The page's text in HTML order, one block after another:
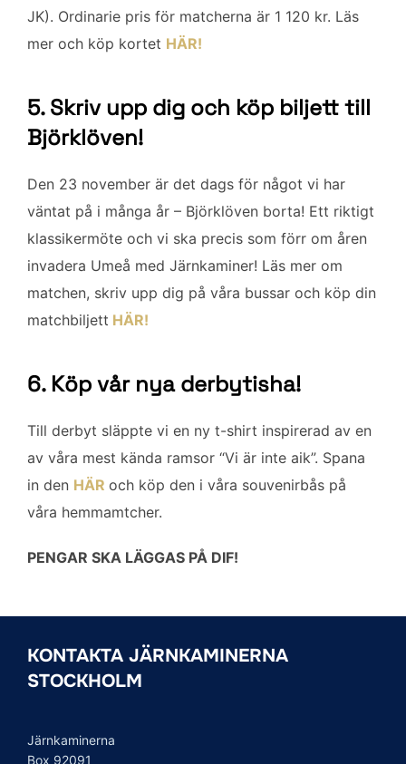
JK). Ordinarie pris för matcherna är 1 120 kr. Läs
mer och köp kortet HÄR!
5. Skriv upp dig och köp biljett till
Björklöven!
Den 23 november är det dags för något vi har
väntat på i många år – Björklöven borta! Ett riktigt
klassikermöte och vi ska precis som förr om åren
invadera Umeå med Järnkaminer! Läs mer om
matchen, skriv upp dig på våra bussar och köp din
matchbiljett HÄR!
6. Köp vår nya derbytisha!
Till derbyt släppte vi en ny t-shirt inspirerad av en
av våra mest kända ramsor “Vi är inte aik”. Spana
in den HÄR och köp den i våra souvenirbås på
våra hemmamtcher.
PENGAR SKA LÄGGAS PÅ DIF!
KONTAKTA JÄRNKAMINERNA
STOCKHOLM
Järnkaminerna
Box 92091